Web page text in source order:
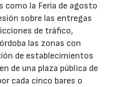
la Feria de agosto
sobre las entregas
de tráfico,
las zonas con
de establecimientos
de una plaza pública de
cada cinco bares o